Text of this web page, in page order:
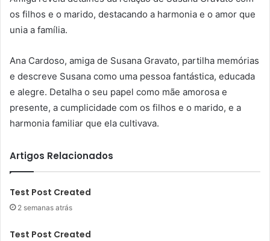
os filhos e o marido, destacando a harmonia e o amor que
unia a família.
Ana Cardoso, amiga de Susana Gravato, partilha memórias
e descreve Susana como uma pessoa fantástica, educada
e alegre. Detalha o seu papel como mãe amorosa e
presente, a cumplicidade com os filhos e o marido, e a
harmonia familiar que ela cultivava.
Artigos Relacionados
Test Post Created
2 semanas atrás
Test Post Created